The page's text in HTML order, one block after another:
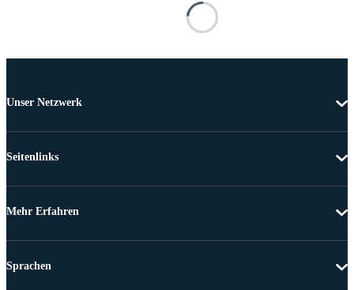
Unser Netzwerk
Seitenlinks
Mehr Erfahren
Sprachen